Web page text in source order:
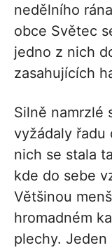
nedělního
obce Světec
jedno z nich
zasahujících
Silně namrzlé
vyžádaly řadu
nich se stala
kde do sebe
Většinou
hromadném
plechy. Jeden